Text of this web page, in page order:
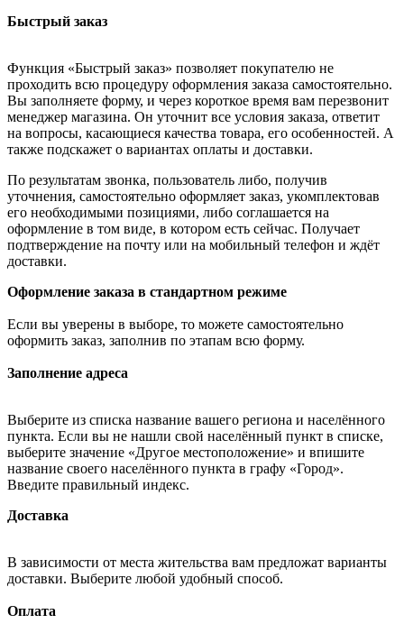
Быстрый заказ
Функция «Быстрый заказ» позволяет покупателю не
проходить всю процедуру оформления заказа самостоятельно.
Вы заполняете форму, и через короткое время вам перезвонит
менеджер магазина. Он уточнит все условия заказа, ответит
на вопросы, касающиеся качества товара, его особенностей. А
также подскажет о вариантах оплаты и доставки.
По результатам звонка, пользователь либо, получив
уточнения, самостоятельно оформляет заказ, укомплектовав
его необходимыми позициями, либо соглашается на
оформление в том виде, в котором есть сейчас. Получает
подтверждение на почту или на мобильный телефон и ждёт
доставки.
Оформление заказа в стандартном режиме
Если вы уверены в выборе, то можете самостоятельно
оформить заказ, заполнив по этапам всю форму.
Заполнение адреса
Выберите из списка название вашего региона и населённого
пункта. Если вы не нашли свой населённый пункт в списке,
выберите значение «Другое местоположение» и впишите
название своего населённого пункта в графу «Город».
Введите правильный индекс.
Доставка
В зависимости от места жительства вам предложат варианты
доставки. Выберите любой удобный способ.
Оплата